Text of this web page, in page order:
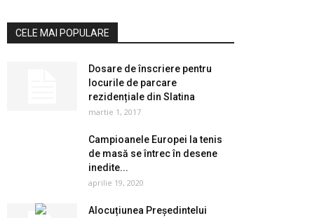
CELE MAI POPULARE
Dosare de înscriere pentru
locurile de parcare
rezidențiale din Slatina
martie 1, 2017
Campioanele Europei la tenis
de masă se întrec în desene
inedite...
aprilie 19, 2020
Alocuțiunea Președintelui